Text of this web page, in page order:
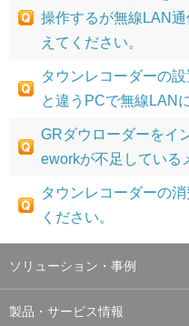
操作するが無線LAN
えてください。
タウンレコーダーの
と違うPCで無線LAN
GRダウローダーをイ
eworkが不足している
タウンレコーダーの
ください。
ソリューション・事例
製品・サービス情報